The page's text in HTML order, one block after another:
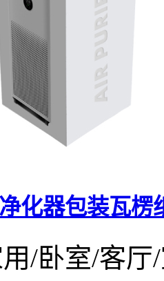
化器包装瓦楞
/卧室/客